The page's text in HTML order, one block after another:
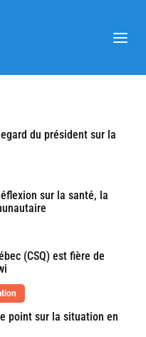
du président sur la
sur la santé, la
(CSQ) est fière de
point sur la situation en
